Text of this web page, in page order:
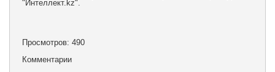
"Интеллект.kz".
Просмотров: 490
Комментарии